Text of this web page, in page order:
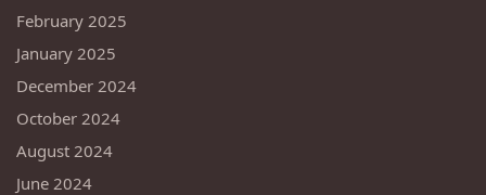
February 2025
January 2025
December 2024
October 2024
August 2024
June 2024